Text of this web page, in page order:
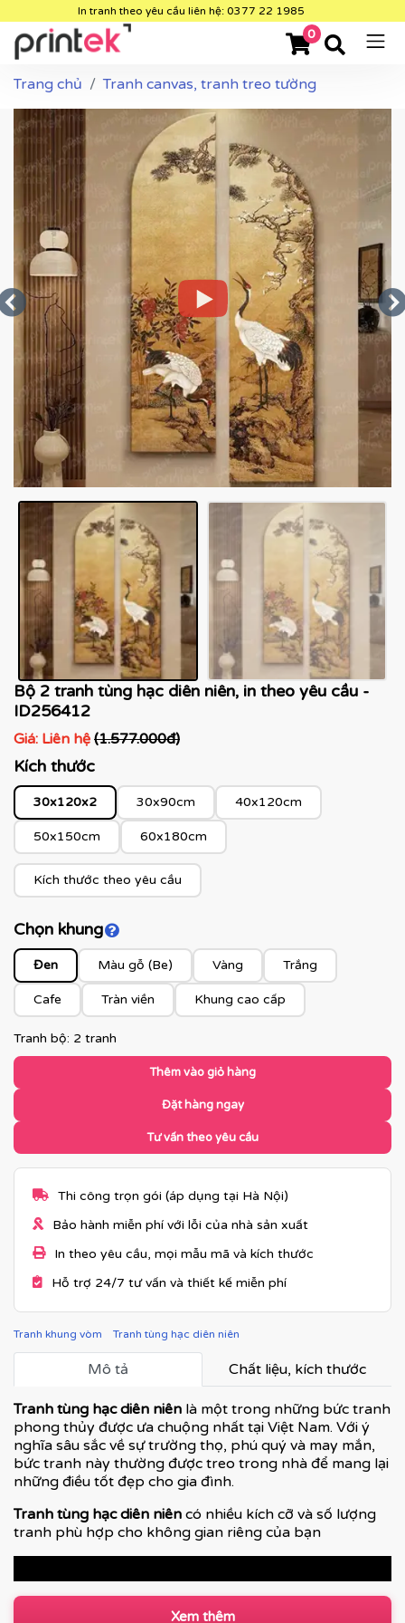
In tranh theo yêu cầu liên hệ: 0377 22 1985
0
Trang chủ Tranh canvas, tranh treo tường
Bộ 2 tranh tùng hạc diên niên, in theo yêu cầu -
ID256412
Giá: Liên hệ (1.577.000đ)
Kích thước
30x120x2 30x90cm 40x120cm
50x150cm 60x180cm
Kích thước theo yêu cầu
Chọn khungClick để xem màu khung
Đen Màu gỗ (Be) Vàng Trắng
Cafe Tràn viền Khung cao cấp
Tranh bộ: 2 tranh
Thêm vào giỏ hàng
Đặt hàng ngay
Tư vấn theo yêu cầu
Thi công trọn gói (áp dụng tại Hà Nội)
Bảo hành miễn phí với lỗi của nhà sản xuất
In theo yêu cầu, mọi mẫu mã và kích thước
Hỗ trợ 24/7 tư vấn và thiết kế miễn phí
Tranh khung vòm Tranh tùng hạc diên niên
Mô tả Chất liệu, kích thước
Tranh tùng hạc diên niên là một trong những bức tranh
phong thủy được ưa chuộng nhất tại Việt Nam. Với ý
nghĩa sâu sắc về sự trường thọ, phú quý và may mắn,
bức tranh này thường được treo trong nhà để mang lại
những điều tốt đẹp cho gia đình.
Tranh tùng hạc diên niên có nhiều kích cỡ và số lượng
tranh phù hợp cho không gian riêng của bạn
Xem thêm